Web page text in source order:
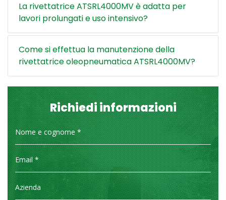
La rivettatrice ATSRL4000MV è adatta per
lavori prolungati e uso intensivo?
Come si effettua la manutenzione della
rivettatrice oleopneumatica ATSRL4000MV?
Richiedi informazioni